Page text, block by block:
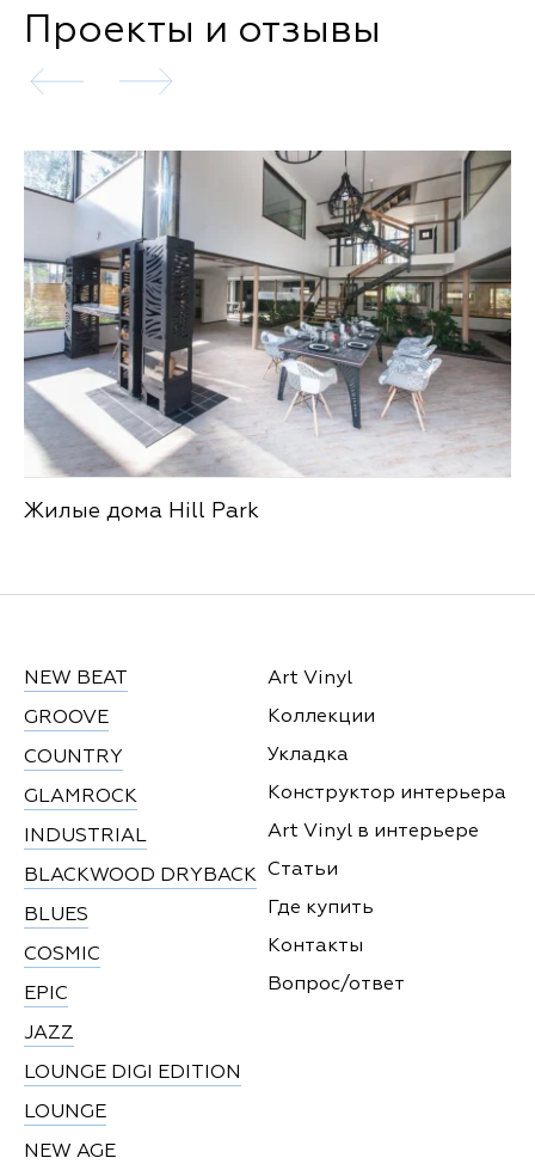
Проекты и отзывы
Жилые дома Hill Park
NEW BEAT
GROOVE
COUNTRY
GLAMROCK
INDUSTRIAL
BLACKWOOD DRYBACK
BLUES
COSMIC
EPIC
JAZZ
LOUNGE DIGI EDITION
LOUNGE
NEW AGE
Art Vinyl
Коллекции
Укладка
Конструктор интерьера
Art Vinyl в интерьере
Статьи
Где купить
Контакты
Вопрос/ответ